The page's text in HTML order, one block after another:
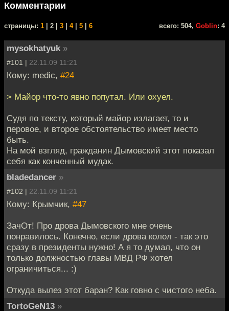
Комментарии
cтраницы: 1 | 2 | 3 4| 5 6 всего: 504, Goblin: 4
mysokhatyuk »
#101 | 22.11.09 11:21
Кому: medic, #24
> Майор что-то явно попутал. Или охуел.
Судя по тексту, который майор излагает, то и
перовое, и второе обстоятельство имеет место
быть.
На мой взгляд, гражданин Дымовский этот показал
себя как конченный мудак.
bladedancer »
#102 | 22.11.09 11:21
Кому: Крымчик, #47
ЗачОт! Про дрова Дымовского мне очень
понравилось. Конечно, если дрова колол - так это
сразу в президенты нужно! А я то думал, что он
только должностью главы МВД РФ хотел
ограничиться... :)
Откуда вылез этот баран? Как говно с чистого неба.
TortoGeN13 »